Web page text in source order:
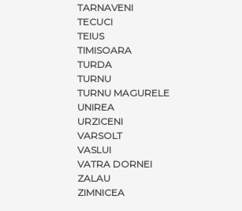
TARNAVENI
TECUCI
TEIUS
TIMISOARA
TURDA
TURNU
TURNU MAGURELE
UNIREA
URZICENI
VARSOLT
VASLUI
VATRA DORNEI
ZALAU
ZIMNICEA